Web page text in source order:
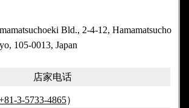
Bld., 2-4-12, Hamamatsucho
105-0013, Japan
店家电话
3-5733-4865）